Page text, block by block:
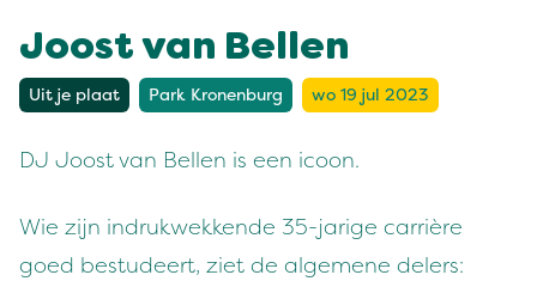
Joost van Bellen
Uit je plaat Park Kronenburg wo 19 jul 2023
DJ Joost van Bellen is een icoon.
Wie zijn indrukwekkende 35-jarige carrière
goed bestudeert, ziet de algemene delers: